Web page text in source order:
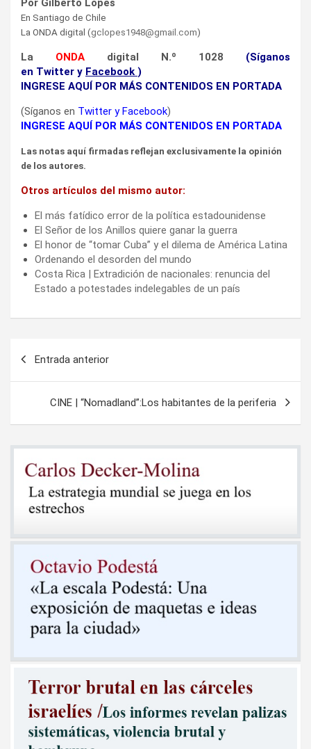
Por Gilberto Lopes
En Santiago de Chile
La ONDA digital (gclopes1948@gmail.com)
La ONDA digital N.º 1028 (Síganos
en Twitter y Facebook )
INGRESE AQUÍ POR MÁS CONTENIDOS EN PORTADA
(Síganos en Twitter yFacebook)
INGRESE AQUÍ POR MÁS CONTENIDOS EN PORTADA
Las notas aquí firmadas reflejan exclusivamente la opinión
de los autores.
Otros artículos del mismo autor:
El más fatídico error de la política estadounidense
El Señor de los Anillos quiere ganar la guerra
El honor de “tomar Cuba” y el dilema de América Latina
Ordenando el desorden del mundo
Costa Rica | Extradición de nacionales: renuncia del
Estado a potestades indelegables de un país
entradas
Entrada anterior
CINE | “Nomadland”:Los habitantes de la periferia